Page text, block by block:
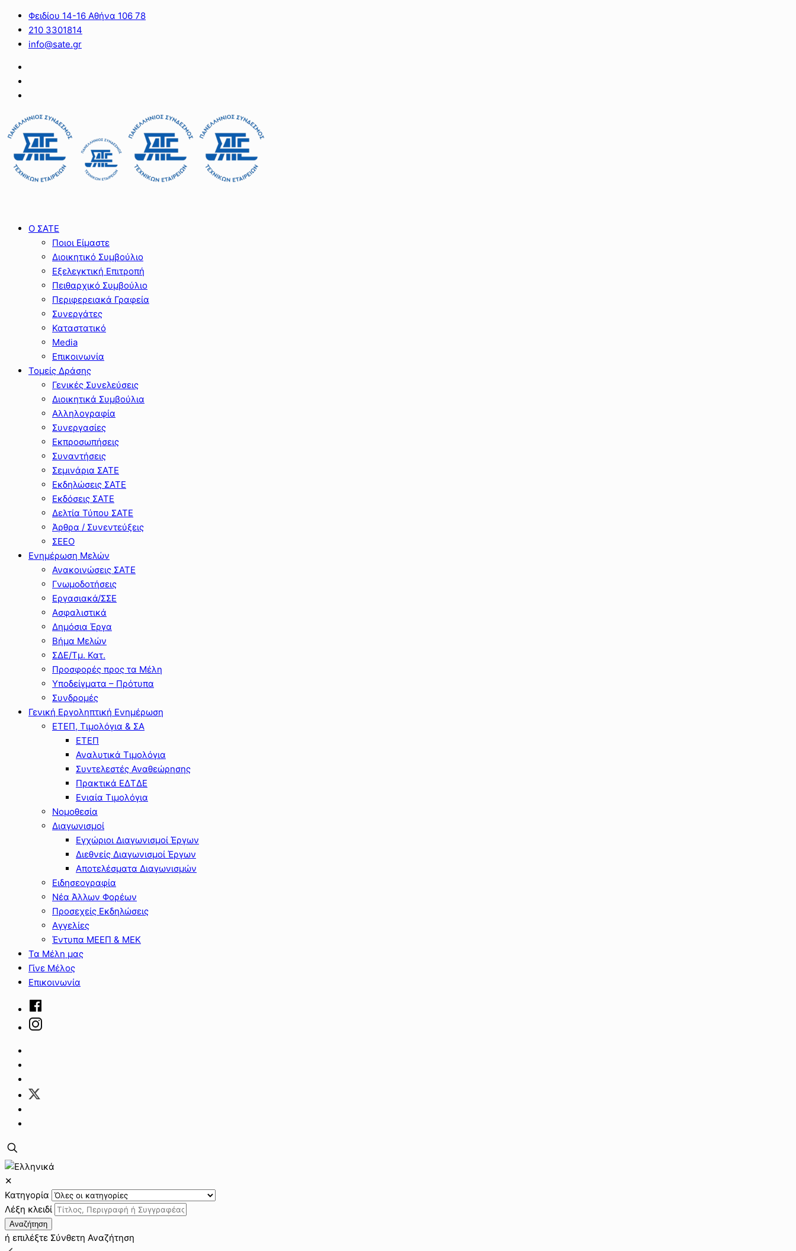
Φειδίου 14-16 Αθήνα 106 78
210 3301814
info@sate.gr
Ο ΣΑΤΕ
Ποιοι Είμαστε
Διοικητικό Συμβούλιο
Εξελεγκτική Επιτροπή
Πειθαρχικό Συμβούλιο
Περιφερειακά Γραφεία
Συνεργάτες
Καταστατικό
Media
Επικοινωνία
Τομείς Δράσης
Γενικές Συνελεύσεις
Διοικητικά Συμβούλια
Αλληλογραφία
Συνεργασίες
Εκπροσωπήσεις
Συναντήσεις
Σεμινάρια ΣΑΤΕ
Εκδηλώσεις ΣΑΤΕ
Εκδόσεις ΣΑΤΕ
Δελτία Τύπου ΣΑΤΕ
Άρθρα / Συνεντεύξεις
ΣΕΕΟ
Ενημέρωση Μελών
Ανακοινώσεις ΣΑΤΕ
Γνωμοδοτήσεις
Εργασιακά/ΣΣΕ
Ασφαλιστικά
Δημόσια Έργα
Βήμα Μελών
ΣΔΕ/Τμ. Κατ.
Προσφορές προς τα Μέλη
Υποδείγματα – Πρότυπα
Συνδρομές
Γενική Εργοληπτική Ενημέρωση
ΕΤΕΠ, Τιμολόγια & ΣΑ
ΕΤΕΠ
Αναλυτικά Τιμολόγια
Συντελεστές Αναθεώρησης
Πρακτικά ΕΔΤΔΕ
Ενιαία Τιμολόγια
Νομοθεσία
Διαγωνισμοί
Εγχώριοι Διαγωνισμοί Έργων
Διεθνείς Διαγωνισμοί Έργων
Αποτελέσματα Διαγωνισμών
Ειδησεογραφία
Νέα Άλλων Φορέων
Προσεχείς Εκδηλώσεις
Αγγελίες
Έντυπα ΜΕΕΠ & ΜΕΚ
Τα Μέλη μας
Γίνε Μέλος
Επικοινωνία
✕
Κατηγορία
Λέξη κλειδί
Αναζήτηση
ή επιλέξτε Σύνθετη Αναζήτηση